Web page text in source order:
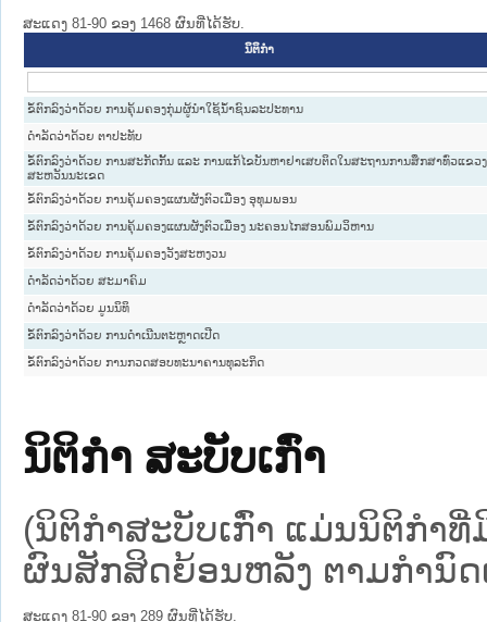
ສະແດງ 81-90 ຂອງ 1468 ຜົນທີ່ໄດ້ຮັບ.
ນິຕິກໍາ
ຂໍ້ຕົກລົງວ່າດ້ວຍ ການຄຸ້ມຄອງກຸ່ມຜູ້ນຳໃຊ້ນ້ຳຊົນລະປະທານ
ດຳລັດວ່າດ້ວຍ ຕາປະທັບ
ຂໍ້ຕົກລົງວ່າດ້ວຍ ການສະກັດກັ້ນ ແລະ ການແກ້ໄຂບັນຫາຢາເສບຕິດໃນສະຖານການສຶກສາທົ່ວແຂວງ
ສະຫວັນນະເຂດ
ຂໍ້ຕົກລົງວ່າດ້ວຍ ການຄຸ້ມຄອງແຜນຜັງຕົວເມືອງ ອຸທຸມພອນ
ຂໍ້ຕົກລົງວ່າດ້ວຍ ການຄຸ້ມຄອງແຜນຜັງຕົວເມືອງ ນະຄອນໄກສອນພົມວິຫານ
ຂໍ້ຕົກລົງວ່າດ້ວຍ ການຄຸ້ມຄອງວັງສະຫງວນ
ດຳລັດວ່າດ້ວຍ ສະມາຄົມ
ດຳລັດວ່າດ້ວຍ ມູນນິທິ
ຂໍ້ຕົກລົງວ່າດ້ວຍ ການດຳເນີນຕະຫຼາດເປີດ
ຂໍ້ຕົກລົງວ່າດ້ວຍ ການກວດສອບທະນາຄານທຸລະກິດ
ນິຕິກໍາ ສະບັບເກົ່າ
(ນິຕິກໍາສະບັບເກົ່າ ແມ່ນນິຕິກໍາ
ຜົນສັກສິດຍ້ອນຫລັງ ຕາມກໍານົດ
ສະແດງ 81-90 ຂອງ 289 ຜົນທີ່ໄດ້ຮັບ.